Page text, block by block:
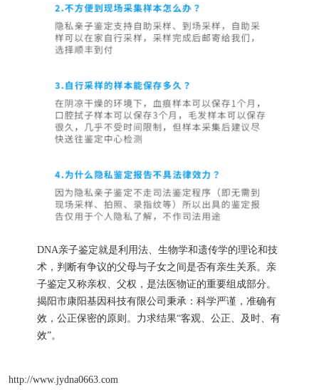
DNA亲子鉴定就是利用法、生物学和遗传学的理论和技
术，判断有争议的父母与子女之间是否有亲生关系。亲
子鉴定又称亲权、父权，是法医物证的重要组成部分。
揭阳市康阳基因科技有限公司秉承：科学严谨，准确有
效，公正保密的原则。力求结果“客观、公正、及时、有
效”。
http://www.jydna0663.com